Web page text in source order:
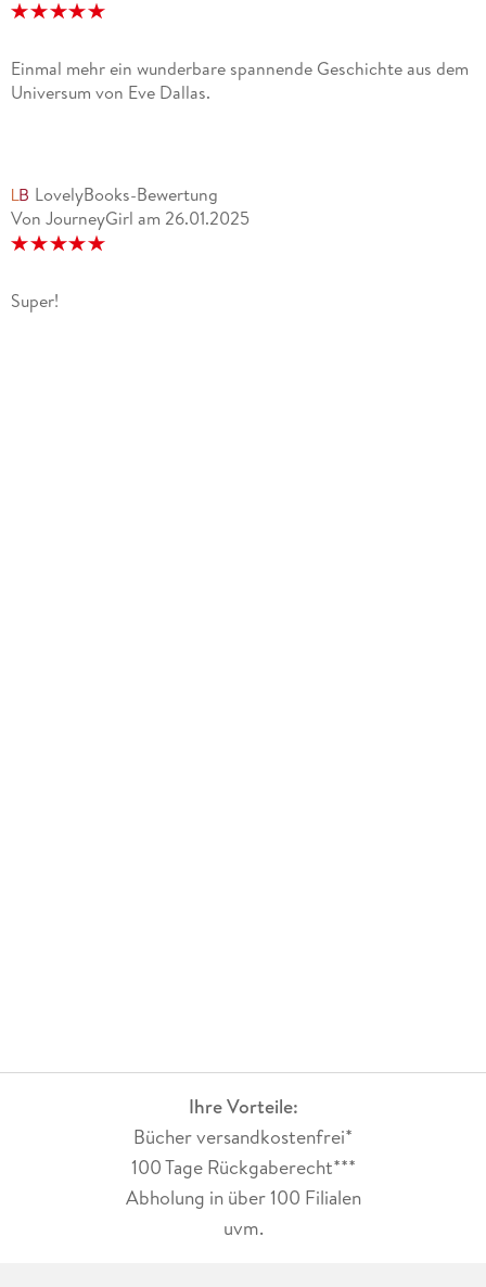
Einmal mehr ein wunderbare spannende Geschichte aus dem
Universum von Eve Dallas.
LovelyBooks-Bewertung
Von JourneyGirl am 26.01.2025
Super!
Ihre Vorteile:
Bücher versandkostenfrei*
100 Tage Rückgaberecht***
Abholung in über 100 Filialen
uvm.